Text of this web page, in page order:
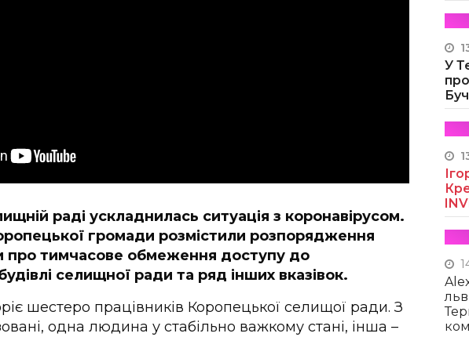
раді ускладнилась ситуація з коронавірусом.
громади розмістили розпорядження
про тимчасове обмеження доступу до
селищної ради та ряд інших вказівок.
шестеро працівників Коропецької селищої ради. З
одна людина у стабільно важкому стані, інша –
У